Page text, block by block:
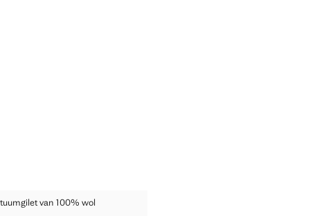
van 100% wol
KOSTUUMGILET VAN 100% WOL